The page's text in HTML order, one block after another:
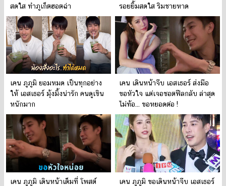
สดใส ทำภูเก็ตฮอตฉ่า
รอยยิ้มสดใส ริมชายหาด
เคน ภูภูมิ ยอมหมด เป็นทุกอย่าง
ให้ เอสเธอร์ มุ้งมิ้งน่ารัก คนดูเขิน
หนักมาก
เคน เดินหน้าจีบ เอสเธอร์ ส่งมือ
ขอหัวใจ แต่เจอชอตฟีลกลับ ล่าสุด
ไม่ท้อ... ขอหยอดต่อ !
เคน ภูภูมิ เดินหน้าเต็มที่ โพสต์
เคน ภูภูมิ ขอเดินหน้าจีบ เอสเธอร์